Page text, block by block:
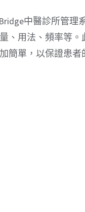
中醫診所管
、用法、頻率等
簡單，以保證患者